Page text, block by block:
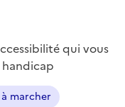
qui vous
marcher